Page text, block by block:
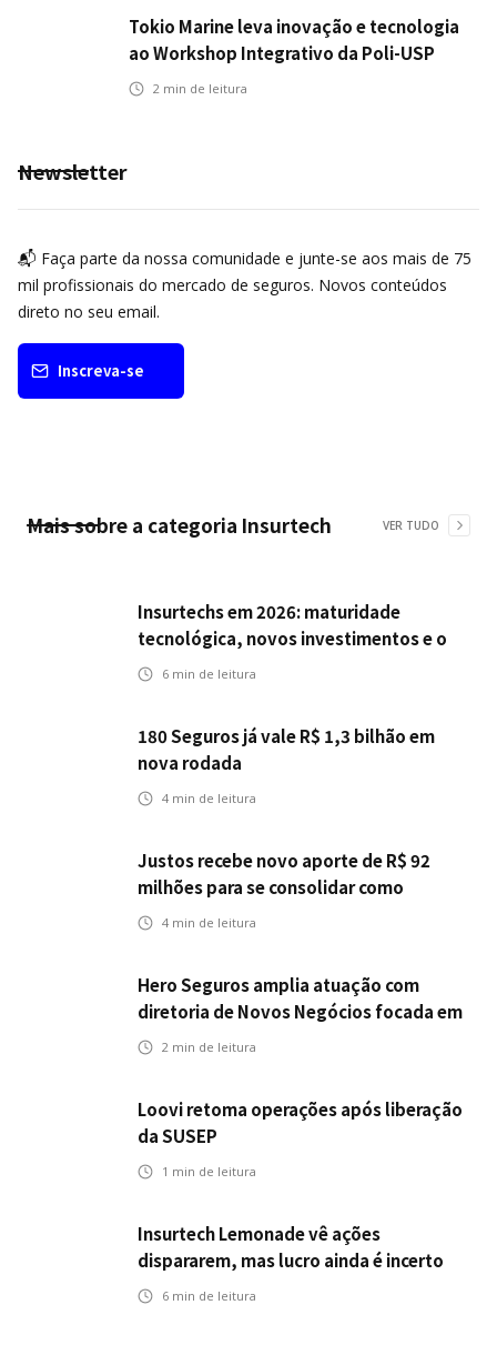
Tokio Marine leva inovação e tecnologia
ao Workshop Integrativo da Poli-USP
2 min de leitura
Newsletter
📬 Faça parte da nossa comunidade e junte-se aos mais de 75
mil profissionais do mercado de seguros. Novos conteúdos
direto no seu email.
Inscreva-se
Mais sobre a categoria Insurtech VER TUDO
Insurtechs em 2026: maturidade
tecnológica, novos investimentos e o
teste da resiliência
6 min de leitura
180 Seguros já vale R$ 1,3 bilhão em
nova rodada
4 min de leitura
Justos recebe novo aporte de R$ 92
milhões para se consolidar como
primeira seguradora baseada em IA
4 min de leitura
Hero Seguros amplia atuação com
diretoria de Novos Negócios focada em
Corretores, Bancos e Seguradoras
2 min de leitura
Loovi retoma operações após liberação
da SUSEP
1 min de leitura
Insurtech Lemonade vê ações
dispararem, mas lucro ainda é incerto
6 min de leitura